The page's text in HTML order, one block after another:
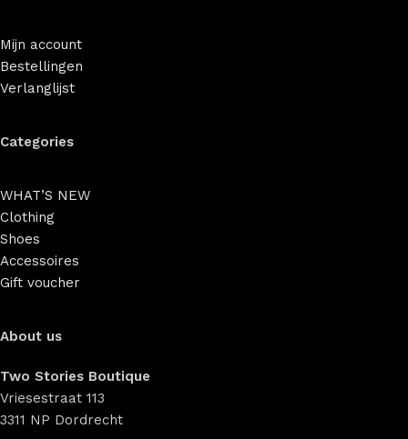
Mijn account
Bestellingen
Verlanglijst
Categories
WHAT’S NEW
Clothing
Shoes
Accessoires
Gift voucher
About us
Two Stories Boutique
Vriesestraat 113
3311 NP Dordrecht